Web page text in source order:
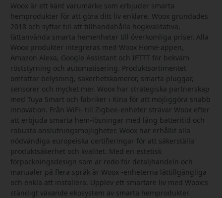
Woox är ett känt varumärke som erbjuder smarta
hemprodukter för att göra ditt liv enklare. Woox grundades
2018 och syftar till att tillhandahålla högkvalitativa,
lättanvända smarta hemenheter till överkomliga priser. Alla
Woox produkter integreras med Woox Home-appen,
Amazon Alexa, Google Assistant och IFTTT för bekväm
röststyrning och automatisering. Produktsortimentet
omfattar belysning, säkerhetskameror, smarta pluggar,
sensorer och mycket mer. Woox har strategiska partnerskap
med Tuya Smart och fabriker i Kina för att möjliggöra snabb
innovation. Från WiFi- till Zigbee-enheter strävar Woox efter
att erbjuda smarta hem-lösningar med lång batteritid och
robusta anslutningsmöjligheter. Woox har erhållit alla
nödvändiga europeiska certifieringar för att säkerställa
produktsäkerhet och kvalitet. Med en estetisk
förpackningsdesign som är redo för detaljhandeln och
manualer på flera språk är Woox -enheterna lättillgängliga
och enkla att installera. Upplev ett smartare liv med Woox:s
ständigt växande ekosystem av smarta hemprodukter.